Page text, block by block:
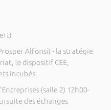
Alfonsi) - la stratégie
le dispositif CEE,
incubés.
(salle 2) 12h00-
des échanges